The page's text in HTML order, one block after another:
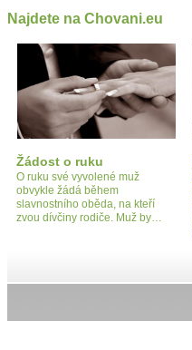
Najdete na Chovani.eu
Žádost o ruku
O ruku své vyvolené muž
obvykle žádá během
slavnostního oběda, na kteří
zvou dívčiny rodiče. Muž by…